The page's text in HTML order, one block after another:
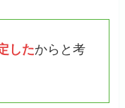
したからと考